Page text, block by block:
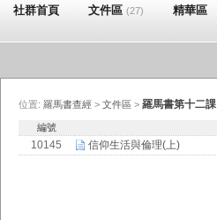
社群首頁 文件區 (27) 精華區
位置: 羅馬書查經 > 文件區 > 羅馬書第十二課
編號
10145 信仰生活與倫理(上)